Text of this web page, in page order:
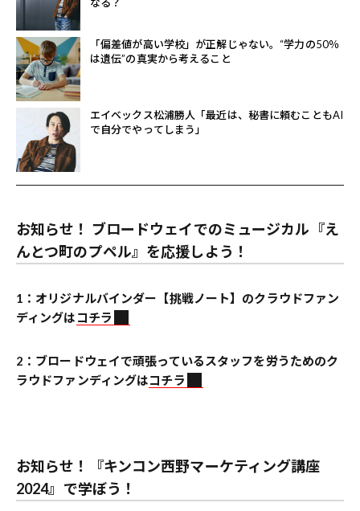
「偏差値が高い学校」が正解じゃない。“学力の50％
は遺伝”の真実から考えること
エイベックス松浦勝人「最近は、秘書に頼むこともAI
で自分でやってしまう」
お知らせ！ ブロードウェイでのミュージカル『え
んとつ町のプペル』を応援しよう！
1：オリジナルバインダー【挑戦ノート】のクラウドファン
ディングは コチラ
2：ブロードウェイで頑張っているスタッフを労うためのク
ラウドファンディングはコチラ
お知らせ！
『キンコン西野マーケティング講座
2024』で学ぼう！